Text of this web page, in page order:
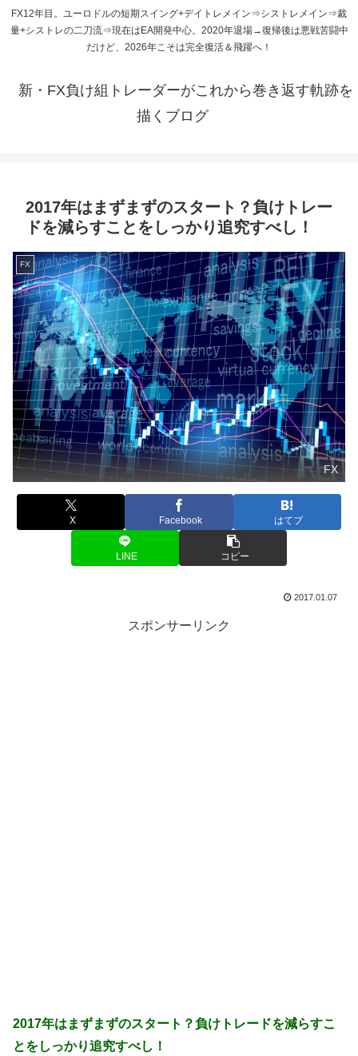
FX12年目。ユーロドルの短期スイング+デイトレメイン⇒シストレメイン⇒裁
量+シストレの二刀流⇒現在はEA開発中心。2020年退場→復帰後は悪戦苦闘中
だけど、2026年こそは完全復活＆飛躍へ！
新・FX負け組トレーダーがこれから巻き返す軌跡を
描くブログ
2017年はまずまずのスタート？負けトレー
ドを減らすことをしっかり追究すべし！
FX
FX
X Facebook はてブ
LINE コピー
2017.01.07
スポンサーリンク
2017年はまずまずのスタート？負けトレードを減らすこ
とをしっかり追究すべし！